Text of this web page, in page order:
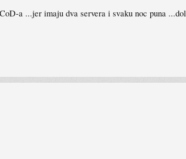
a ...jer imaju dva servera i svaku noc puna